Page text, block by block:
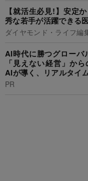
【就活生必見!】安定
秀な若手が活躍できる
ダイヤモンド・ライフ編
AI時代に勝つグローバ
「見えない経営」か
AIが導く、リアルタイ
PR